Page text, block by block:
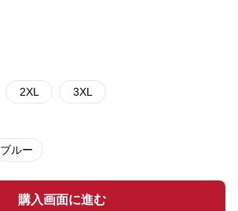
2XL 3XL
ブルー
購入画面に進む